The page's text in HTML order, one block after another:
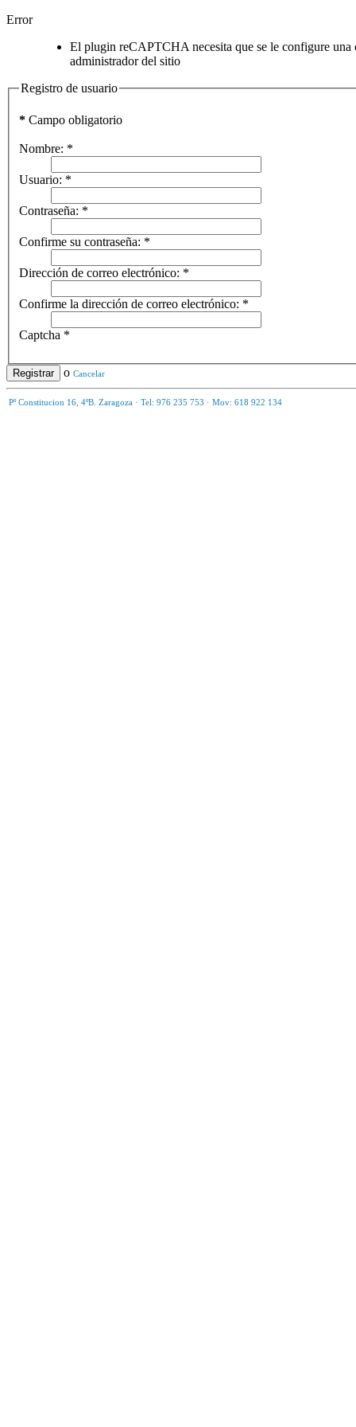
Error
El plugin reCAPTCHA necesita que se le configure una
administrador del sitio
Registro de usuario
* Campo obligatorio
Nombre: *
Usuario: *
Contraseña: *
Confirme su contraseña: *
Dirección de correo electrónico: *
Confirme la dirección de correo electrónico: *
Captcha *
Registrar o Cancelar
Pº Constitucion 16, 4ºB Zaragoza · Tel: 976 235 753 · Mov: 618 922 134